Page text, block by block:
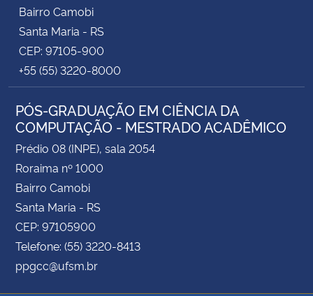
Bairro Camobi
Santa Maria - RS
CEP: 97105-900
+55 (55) 3220-8000
PÓS-GRADUAÇÃO EM CIÊNCIA DA
COMPUTAÇÃO - MESTRADO ACADÊMICO
Prédio 08 (INPE), sala 2054
Roraima nº 1000
Bairro Camobi
Santa Maria - RS
CEP: 97105900
Telefone: (55) 3220-8413
ppgcc@ufsm.br